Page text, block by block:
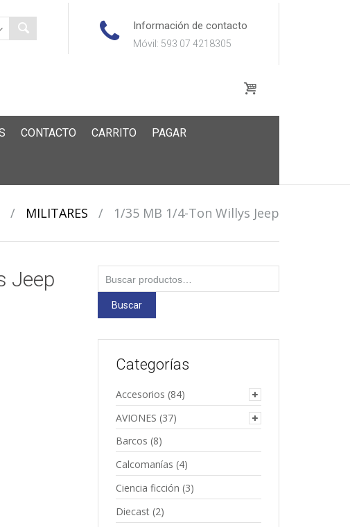
Información de contacto
Móvil: 593 07 4218305
CONTACTO CARRITO PAGAR
/ MILITARES / 1/35 MB 1/4-Ton Willys Jeep
Jeep
por:
Buscar
Categorías
Accesorios (84)
AVIONES (37)
Barcos (8)
Calcomanías (4)
Ciencia ficción (3)
Diecast (2)